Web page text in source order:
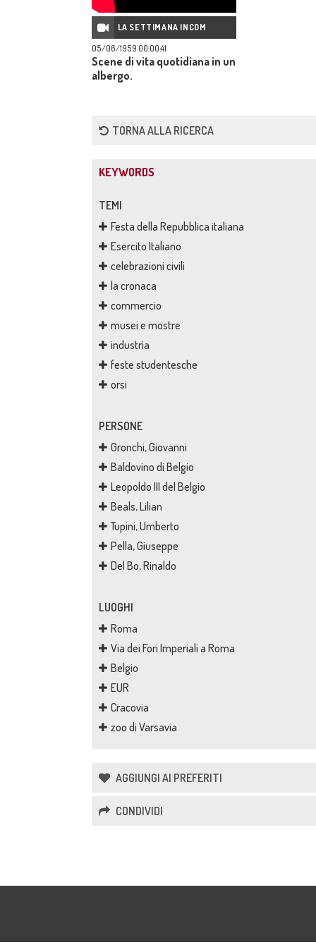
LA SETTIMANA INCOM
05/06/1959 00:00:41
Scene di vita quotidiana in un
albergo.
TORNA ALLA RICERCA
KEYWORDS
TEMI
Festa della Repubblica italiana
Esercito Italiano
celebrazioni civili
la cronaca
commercio
musei e mostre
industria
feste studentesche
orsi
PERSONE
Gronchi, Giovanni
Baldovino di Belgio
Leopoldo III del Belgio
Beals, Lilian
Tupini, Umberto
Pella, Giuseppe
Del Bo, Rinaldo
LUOGHI
Roma
Via dei Fori Imperiali a Roma
Belgio
EUR
Cracovia
zoo di Varsavia
AGGIUNGI AI PREFERITI
CONDIVIDI